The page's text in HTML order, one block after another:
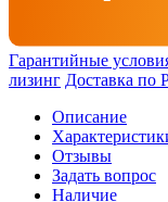
Гарантийные
лизинг Доставка по
Описание
Отзывы
Задать вопрос
Наличие